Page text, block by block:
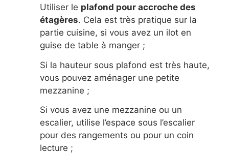
Utiliser le plafond pour accroche des
étagères. Cela est très pratique sur la
partie cuisine, si vous avez un ilot en
guise de table à manger ;
Si la hauteur sous plafond est très haute,
vous pouvez aménager une petite
mezzanine ;
Si vous avez une mezzanine ou un
escalier, utilise l’espace sous l’escalier
pour des rangements ou pour un coin
lecture ;